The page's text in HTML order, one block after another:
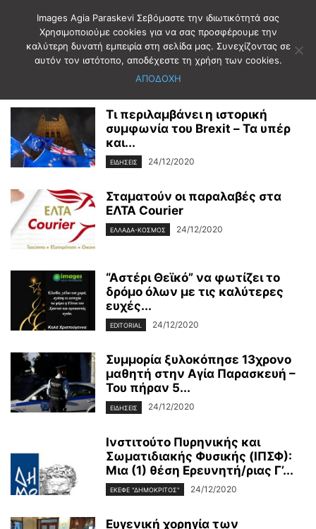
Αρχική 2020 Δεκέμβριος 24
Ημερήσιο Αρχείο: 24/12/2020
Τι περιλαμβάνει η ιστορική
συμφωνία του Brexit – Τα υπέρ
και...
ΕΙΔΗΣΕΙΣ 24/12/2020
Σταματούν οι παραλαβές στα
ΕΛΤΑ Courier
ΕΛΛΑΔΑ-ΚΟΣΜΟΣ 24/12/2020
“Αστέρι Θεϊκό” να φωτίζει το
δρόμο όλων με τις καλύτερες
ευχές...
EDITORIAL 24/12/2020
Συμμορία ξυλοκόπησε 13χρονο
μαθητή στην Αγία Παρασκευή –
Του πήραν 5...
ΕΙΔΗΣΕΙΣ 24/12/2020
Ινστιτούτο Πυρηνικής και
Σωματιδιακής Φυσικής (ΙΠΣΦ):
Μια (1) θέση Ερευνητή/ριας Γ’...
ΕΚΕΦΕ "ΔΗΜΌΚΡΙΤΟΣ" 24/12/2020
Ευγενική χορηγία των
Images Agia Paraskevi Σεβόμαστε την ιδιωτικότητά σας
Χρησιμοποιούμε cookies για να σας προσφέρουμε την
καλύτερη δυνατή εμπειρία στη σελίδα μας. Συνεχίζοντας σε
αυτόν τον ιστότοπο, αποδέχεστε τη χρήση των cookies.
ΑΠΟΔΟΧΗ